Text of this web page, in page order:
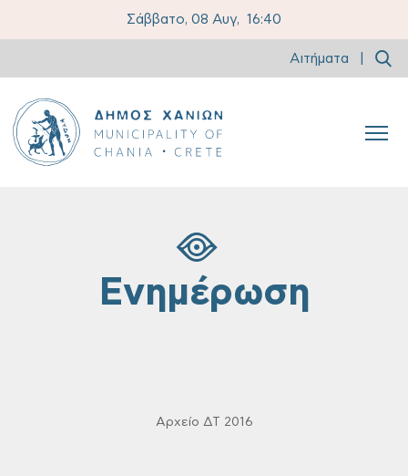
Σάββατο, 08 Αυγ, 16:40
Αιτήματα
Ενημέρωση
Αρχείο ΔΤ 2016